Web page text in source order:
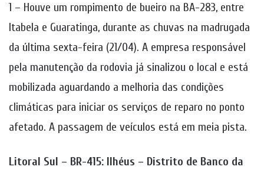
1 – Houve um rompimento de bueiro na BA-283, entre
Itabela e Guaratinga, durante as chuvas na madrugada
da última sexta-feira (21/04). A empresa responsável
pela manutenção da rodovia já sinalizou o local e está
mobilizada aguardando a melhoria das condições
climáticas para iniciar os serviços de reparo no ponto
afetado. A passagem de veículos está em meia pista.
Litoral Sul – BR-415: Ilhéus – Distrito de Banco da